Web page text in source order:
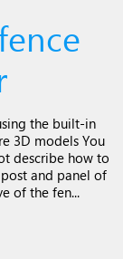
the built-in
3D models You
describe how to
and panel of
of the fen...